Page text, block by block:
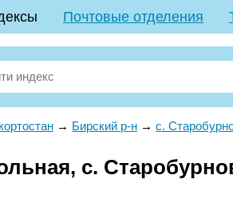
Почтовые отделения
→ Бирский р-н → с.
с.